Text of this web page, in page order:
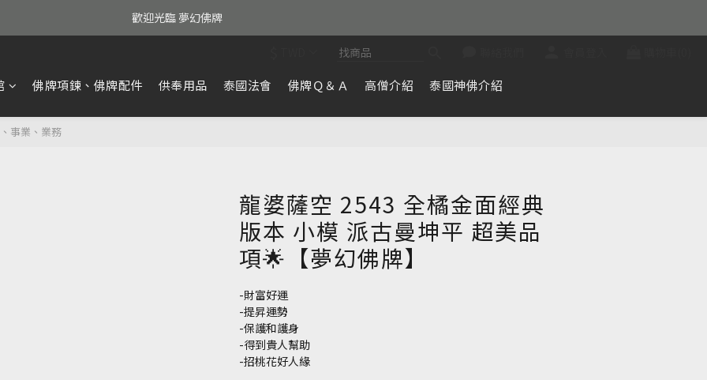
歡迎光臨 夢幻佛牌
佛牌項鍊、佛牌配件 供奉用品 泰國法會 佛牌Ｑ＆Ａ 高僧介紹 泰國神佛介紹
事業、業務
龍婆薩空 2543 全橘金面經典
版本 小模 派古曼坤平 超美品
項🌟【夢幻佛牌】
-財富好運
-提昇運勢
-保護和護身
-得到貴人幫助
-招桃花好人緣